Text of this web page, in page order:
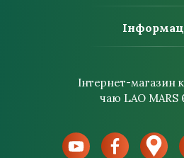
Інтернет-магазин
чаю LAO MARS